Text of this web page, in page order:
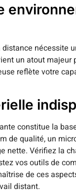
nécessite
un atout majeur
reflète votre
constitue la
de qualité, un
nette. Vérifiez la
vos outils de
de ces
distant.